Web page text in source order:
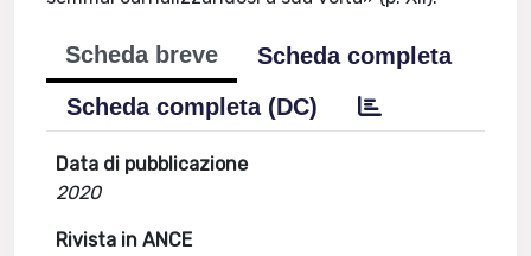
Scheda breve
Scheda completa
Scheda completa (DC)
Data di pubblicazione
2020
Rivista in ANCE